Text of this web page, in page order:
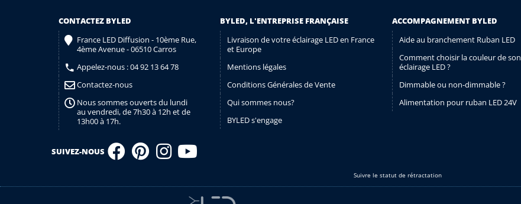
CONTACTEZ BYLED
France LED Diffusion - 10ème Rue,
4ème Avenue - 06510 Carros
Appelez-nous :04 92 13 64 78
Contactez-nous
Nous sommes ouverts du lundi
au vendredi, de 7h30 à 12h et de
13h00 à 17h.
BYLED, L'ENTREPRISE FRANÇAISE
Livraison de votre éclairage LED en France
et Europe
Mentions légales
Conditions Générales de Vente
Qui sommes nous?
BYLED s'engage
ACCOMPAGNEMENT BYLED
Aide au branchement Ruban LED
Comment choisir la couleur de son
éclairage LED ?
Dimmable ou non-dimmable ?
Alimentation pour ruban LED 24V
SUIVEZ-NOUS
Suivre le statut de rétractation